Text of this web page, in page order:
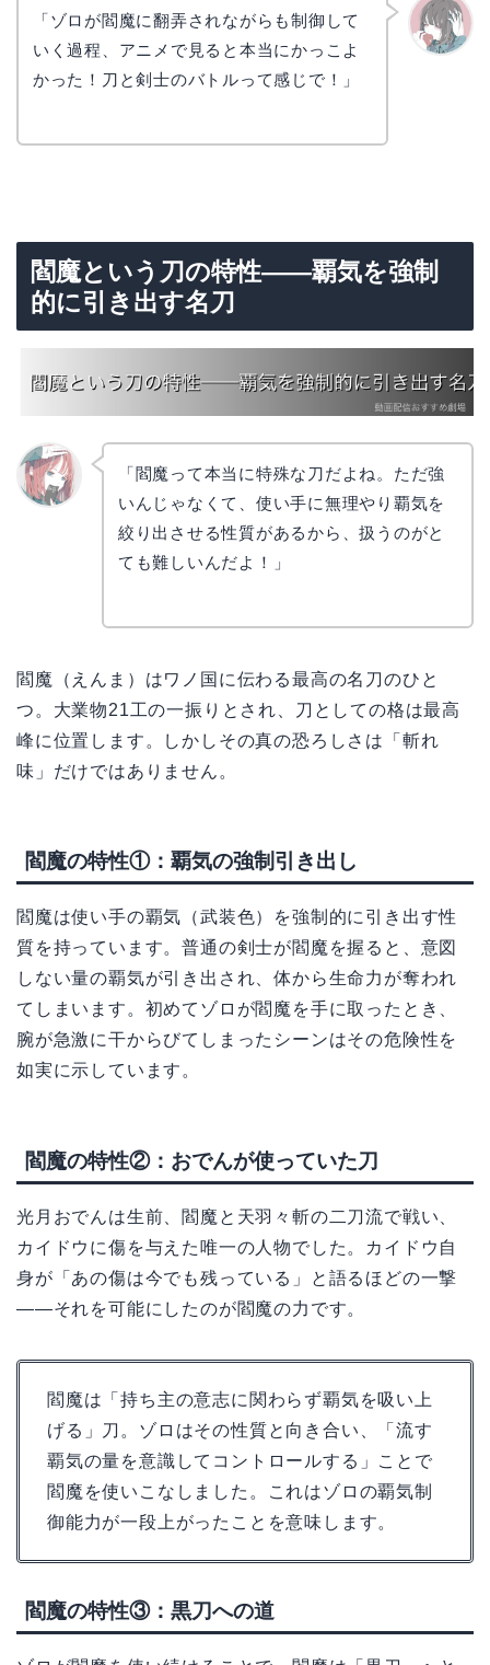
「ゾロが閻魔に翻弄されながらも制御して
いく過程、アニメで見ると本当にかっこよ
かった！刀と剣士のバトルって感じで！」
閻魔という刀の特性——覇気を強制
的に引き出す名刀
「閻魔って本当に特殊な刀だよね。ただ強
いんじゃなくて、使い手に無理やり覇気を
絞り出させる性質があるから、扱うのがと
ても難しいんだよ！」
閻魔（えんま）はワノ国に伝わる最高の名刀のひと
つ。大業物21工の一振りとされ、刀としての格は最高
峰に位置します。しかしその真の恐ろしさは「斬れ
味」だけではありません。
閻魔の特性①：覇気の強制引き出し
閻魔は使い手の覇気（武装色）を強制的に引き出す性
質を持っています。普通の剣士が閻魔を握ると、意図
しない量の覇気が引き出され、体から生命力が奪われ
てしまいます。初めてゾロが閻魔を手に取ったとき、
腕が急激に干からびてしまったシーンはその危険性を
如実に示しています。
閻魔の特性②：おでんが使っていた刀
光月おでんは生前、閻魔と天羽々斬の二刀流で戦い、
カイドウに傷を与えた唯一の人物でした。カイドウ自
身が「あの傷は今でも残っている」と語るほどの一撃
——それを可能にしたのが閻魔の力です。
閻魔は「持ち主の意志に関わらず覇気を吸い上
げる」刀。ゾロはその性質と向き合い、「流す
覇気の量を意識してコントロールする」ことで
閻魔を使いこなしました。これはゾロの覇気制
御能力が一段上がったことを意味します。
閻魔の特性③：黒刀への道